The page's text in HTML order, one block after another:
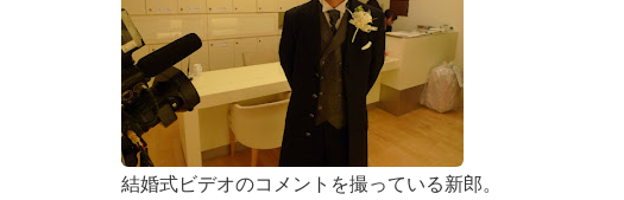
結婚式ビデオのコメントを撮っている新郎。